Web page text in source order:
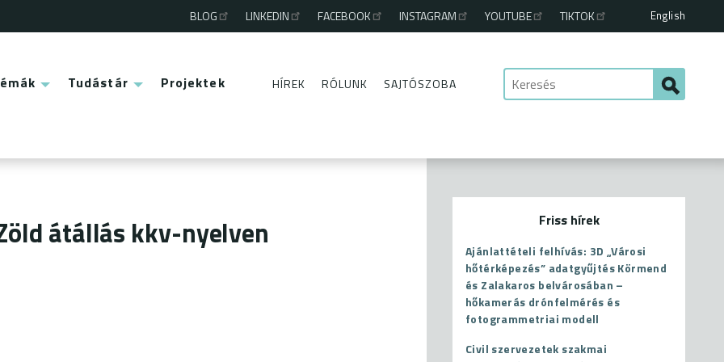
English
Tudástár Projektek HÍREK RÓLUNK SAJTÓSZOBA
Third
BLOG LINKEDIN FACEBOOK INSTAGRAM YOUTUBE TIKTOK
átállás kkv-nyelven Friss hírek
Ajánlattételi felhívás: 3D „Városi
hőtérképezés” adatgyűjtés Körmend
és Zalakaros belvárosában –
hőkamerás drónfelmérés és
fotogrammetriai modell
Civil szervezetek szakmai